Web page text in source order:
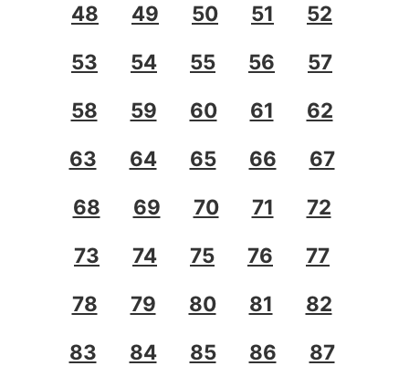
48
49 50 51
52
53
54 55 56
57
58
59 60 61
62
63
64 65 66
67
68
69 70 71
72
73
74 75 76
77
78
79 80 81
82
83
84 85 86
87